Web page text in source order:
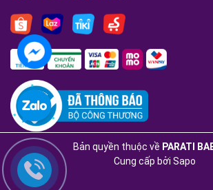
Bản quyền thuộc về PARATI
Cung cấp bởi Sapo